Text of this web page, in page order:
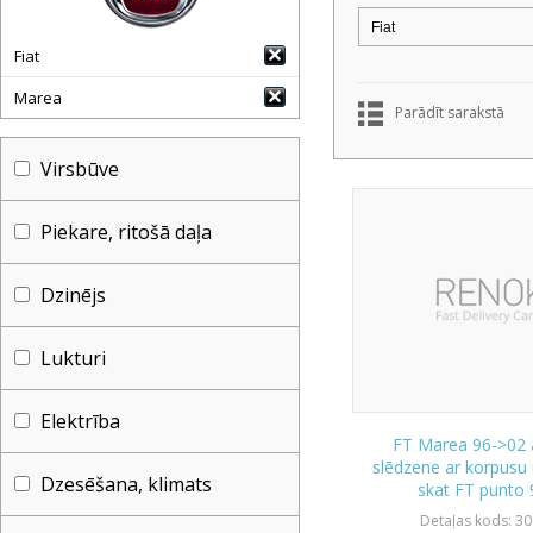
Fiat
Marea
Virsbūve
Piekare, ritošā daļa
Dzinējs
Lukturi
Elektrība
Dzesēšana, klimats
Parādīt sarakstā
FT Marea 96->02
slēdzene ar
skat FT punto
Detaļas kods: